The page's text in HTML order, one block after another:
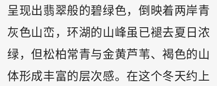
呈现出翡翠般的碧绿色，倒映着两岸青
灰色山峦，环湖的山峰虽已褪去夏日浓
绿，但松柏常青与金黄芦苇、褐色的山
体形成丰富的层次感。在这个冬天约上